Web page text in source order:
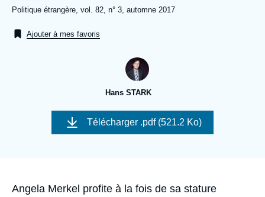
Analyses
Se connecter
Proche-Orient
de
publication
Références
Politique étrangère, vol. 82, n° 3, automne 2017
Ajouter à mes favoris
Hans STARK
Télécharger .pdf (521.2 Ko)
Accroche
Angela Merkel profite à la fois de sa stature